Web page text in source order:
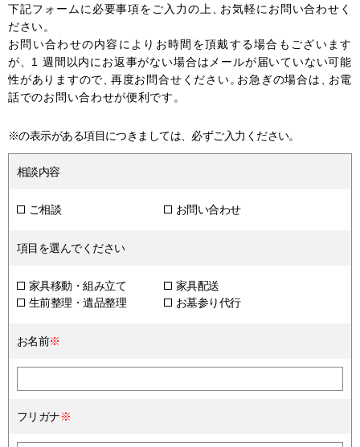
下記フォームに必要事項をご入力の上 、お気軽にお問い合わせく
ださい。
お問い合わせの内容によりお時間を頂戴する場合もございます
が
1 週間以内にお返事がない場合はメールが届いていない可能
性がありますので 、再度お問合せください。お急ぎの場合は 、お電
話でのお問い合わせが便利です。
※の表示がある項目につきましては、必ずご入力ください。
相談内容
ご相談 お問い合わせ
項目を選んでください
家具移動・組み立て
家具配送
生前整理・遺品整理
お墓参り代行
お名前※
フリガナ※